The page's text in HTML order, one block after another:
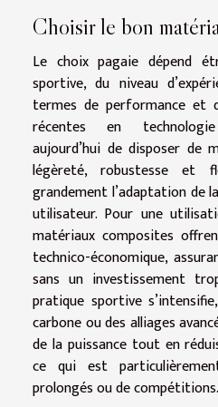
Choisir le bon
Le choix pagaie dépend
sportive, du niveau
termes de performance et
récentes en
aujourd’hui de disposer de
légèreté, robustesse et
grandement l’adaptation de
utilisateur. Pour une
matériaux composites
technico-économique,
sans un investissement
pratique sportive
carbone ou des alliages
de la puissance tout en
ce qui est
prolongés ou de compétitions.